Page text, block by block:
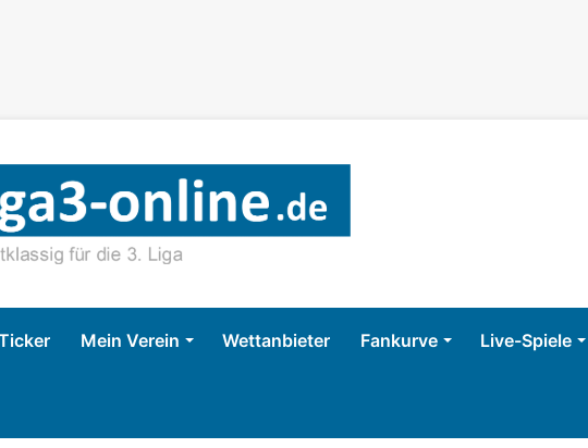
Mein Verein Wettanbieter Fankurve Live-Spiele